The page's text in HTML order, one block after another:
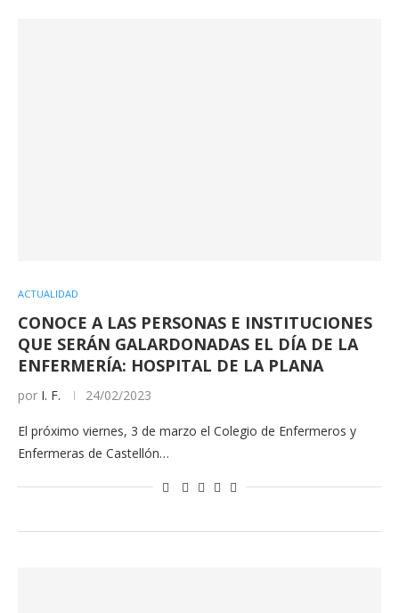
ACTUALIDAD
CONOCE A LAS PERSONAS E INSTITUCIONES
QUE SERÁN GALARDONADAS EL DÍA DE LA
ENFERMERÍA: HOSPITAL DE LA PLANA
por I. F. 24/02/2023
El próximo viernes, 3 de marzo el Colegio de Enfermeros y
Enfermeras de Castellón…